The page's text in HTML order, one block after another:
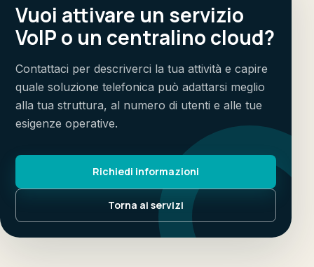
Vuoi attivare un servizio
VoIP o un centralino cloud?
Contattaci per descriverci la tua attività e capire
quale soluzione telefonica può adattarsi meglio
alla tua struttura, al numero di utenti e alle tue
esigenze operative.
Richiedi informazioni
Torna ai servizi